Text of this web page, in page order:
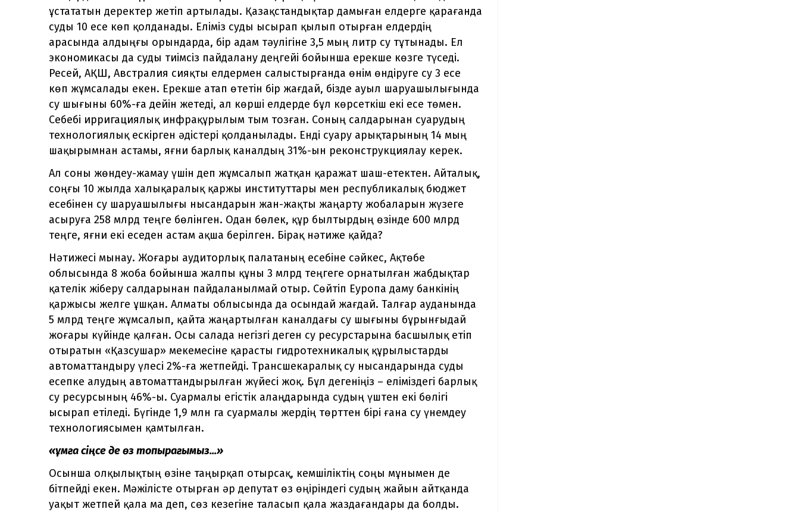
ұстататын деректер жетіп артылады. Қазақстандықтар дамыған елдерге қарағанда
суды 10 есе көп қолданады. Еліміз суды ысырап қылып отырған елдердің
арасында алдыңғы орындарда, бір адам тәулігіне 3,5 мың литр су тұтынады. Ел
экономикасы да суды тиімсіз пайдалану деңгейі бойынша ерекше көзге түседі.
Ресей, АҚШ, Австралия сияқты елдермен салыстырғанда өнім өндіруге су 3 есе
көп жұмсалады екен. Ерекше атап өтетін бір жағдай, бізде ауыл шаруашылығында
су шығыны 60%-ға дейін жетеді, ал көрші елдерде бұл көрсеткіш екі есе төмен.
Себебі ирригациялық инфрақұрылым тым тозған. Соның салдарынан суарудың
технологиялық ескірген әдістері қолданылады. Енді суару арықтарының 14 мың
шақырымнан астамы, яғни барлық каналдың 31%-ын реконструкциялау керек.
Ал соны жөндеу-жамау үшін деп жұмсалып жатқан қаражат шаш-етектен. Айталық,
соңғы 10 жылда халықаралық қаржы институттары мен республикалық бюджет
есебінен су шаруашылығы нысандарын жан-жақты жаңарту жобаларын жүзеге
асыруға 258 млрд теңге бөлінген. Одан бөлек, құр былтырдың өзінде 600 млрд
теңге, яғни екі еседен астам ақша берілген. Бірақ нәтиже қайда?
Нәтижесі мынау. Жоғары аудиторлық палатаның есебіне сәйкес, Ақтөбе
облысында 8 жоба бойынша жалпы құны 3 млрд теңгеге орнатылған жабдықтар
қателік жіберу салдарынан пайдаланылмай отыр. Сөйтіп Еуропа даму банкінің
қаржысы желге ұшқан. Алматы облысында да осындай жағдай. Талғар ауданында
5 млрд теңге жұмсалып, қайта жаңартылған каналдағы су шығыны бұрынғыдай
жоғары күйінде қалған. Осы салада негізгі деген су ресурстарына басшылық етіп
отыратын «Қазсушар» мекемесіне қарасты гидротехникалық құрылыстарды
автоматтандыру үлесі 2%-ға жетпейді. Трансшекаралық су нысандарында суды
есепке алудың автоматтандырылған жүйесі жоқ. Бұл дегеніңіз – еліміздегі барлық
су ресурсының 46%-ы. Суармалы егістік алаңдарында судың үштен екі бөлігі
ысырап етіледі. Бүгінде 1,9 млн га суармалы жердің төрттен бірі ғана су үнемдеу
технологиясымен қамтылған.
«Құмға сіңсе де өз топырағымыз...»
Осынша олқылықтың өзіне таңырқап отырсақ, кемшіліктің соңы мұнымен де
бітпейді екен. Мәжілісте отырған әр депутат өз өңіріндегі судың жайын айтқанда
уақыт жетпей қала ма деп, сөз кезегіне таласып қала жаздағандары да болды.